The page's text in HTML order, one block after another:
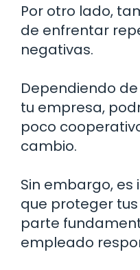
Por otro lado,
de enfrentar
negativas.
Dependiendo
tu empresa,
poco
cambio.
Sin embargo,
que proteger
parte
empleado